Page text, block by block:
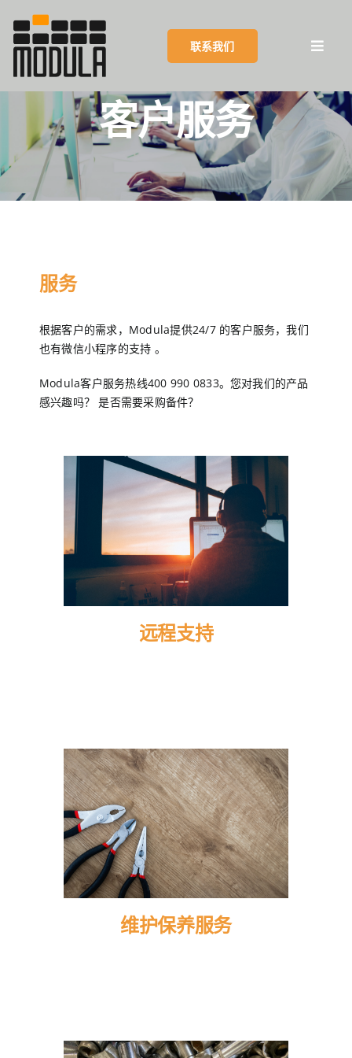
content
联系我们
摩登纳集团
产品
优势
博客和活动
EN
客户服务
服务
根据客户的需求，Modula提供24/7 的客户服务，我们
也有微信小程序的支持 。
Modula客户服务热线400 990 0833。您对我们的产品
感兴趣吗？ 是否需要采购备件？
远程支持
维护保养服务